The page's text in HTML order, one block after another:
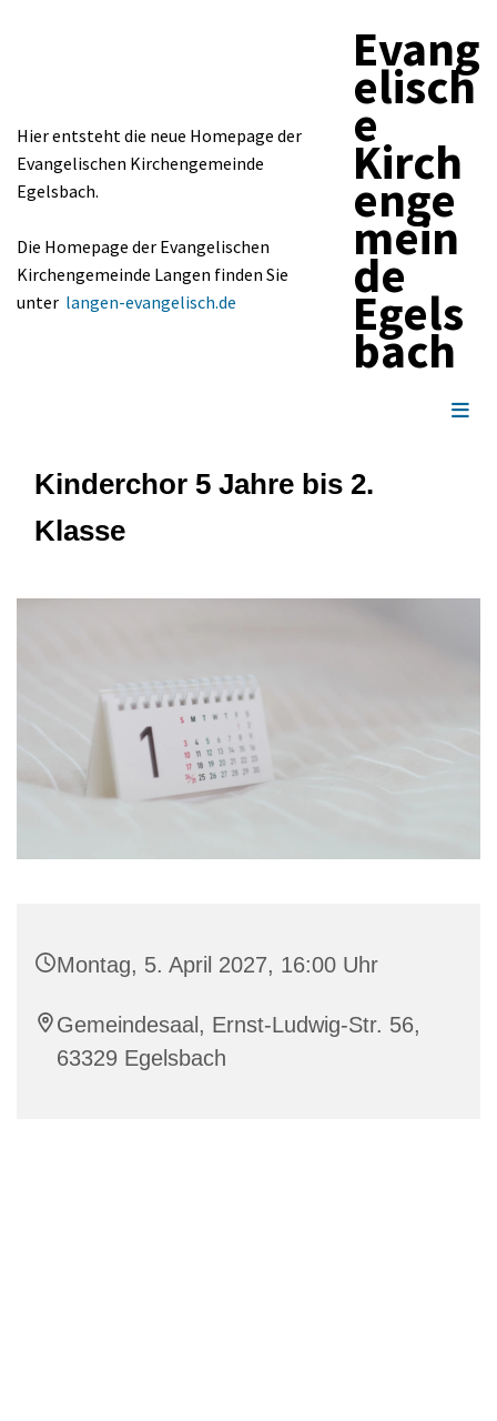
Hier entsteht die neue Homepage der
Evangelischen Kirchengemeinde
Egelsbach.
Die Homepage der Evangelischen
Kirchengemeinde Langen finden Sie
unter langen-evangelisch.de
Evang
elisch
e
Kirch
enge
mein
de
Egels
bach
Kinderchor 5 Jahre bis 2.
Klasse
Montag, 5. April 2027, 16:00 Uhr
Gemeindesaal, Ernst-Ludwig-Str. 56,
63329 Egelsbach